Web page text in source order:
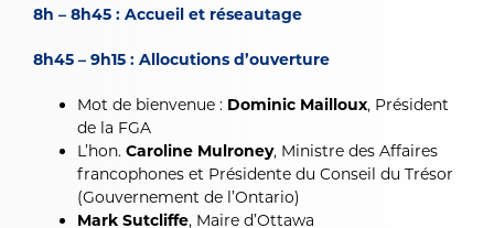
8h – 8h45 : Accueil et réseautage
8h45 – 9h15 : Allocutions d’ouverture
Mot de bienvenue : Dominic Mailloux, Président
de la FGA
L’hon. Caroline Mulroney, Ministre des Affaires
francophones et Présidente du Conseil du Trésor
(Gouvernement de l’Ontario)
Mark Sutcliffe, Maire d’Ottawa